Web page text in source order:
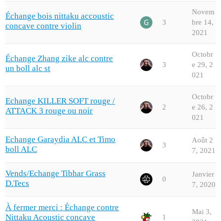
Échange bois nittaku accoustic
concave contre violin
3
Novem
bre 14,
2021
Échange Zhang zike alc contre
un boll alc st
3
Octobr
e 29, 2
021
Echange KILLER SOFT rouge /
ATTACK 3 rouge ou noir
2
Octobr
e 26, 2
021
Echange Garaydia ALC et Timo
boll ALC
3
Août 2
7, 2021
Vends/Echange Tibhar Grass
D.Tecs
0
Janvier
7, 2020
À fermer merci : Échange contre
Nittaku Acoustic concave
1
Mai 3,